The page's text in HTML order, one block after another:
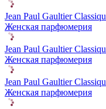
Jean Paul Gaultier
Женская парфюмерия
Jean Paul Gaultier
Женская парфюмерия
Jean Paul Gaultier
Женская парфюмерия